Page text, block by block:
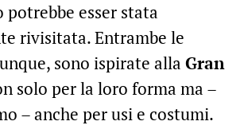
esser stata
rivisitata. Entrambe le
sono ispirate alla Gran
solo per la loro forma ma –
– anche per usi e costumi.